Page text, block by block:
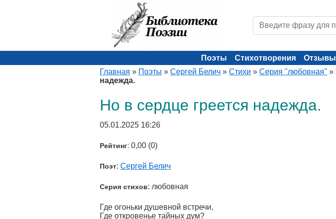
Поэты Стихотворения Отзывы
Главная » Поэты » Сергей Белич » Стихи » Серия "любовная" »
надежда.
Но в сердце греется надежда.
05.01.2025 16:26
Рейтинг: 0,00 (0)
Поэт: Сергей Белич
Серия стихов: любовная
Где огоньки душевной встречи,
Где откровенье тайных дум?